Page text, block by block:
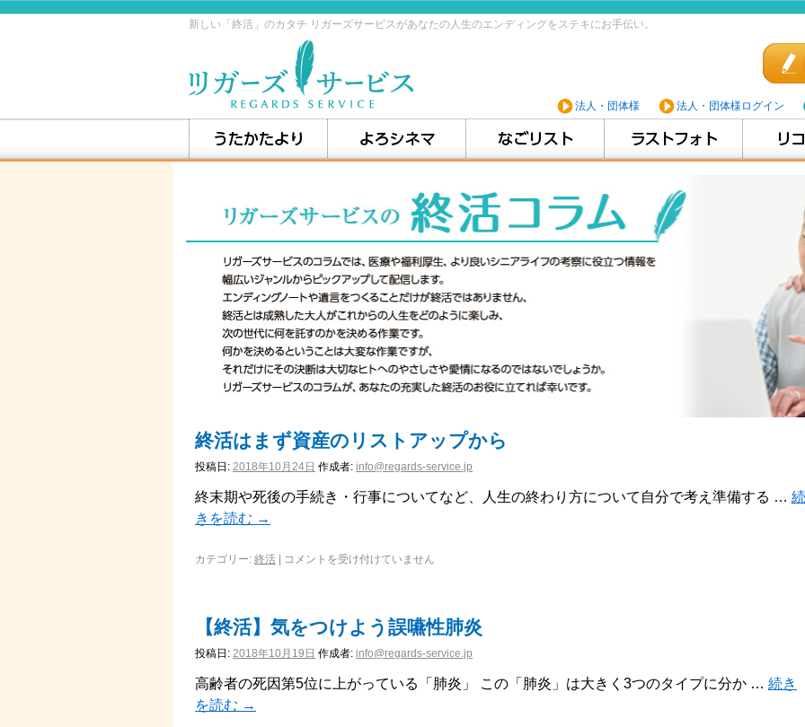
新しい「終活」のカタチ リガーズサービスがあなたの人生のエンディングをステキにお手伝い。
法人・団体様 法人・団体様ログイン
終活はまず資産のリストアップから
投稿日: 2018年10月24日 作成者: info@regards-service.jp
終末期や死後の手続き・行事についてなど、人生の終わり方について自分で考え準備する … 続
きを読む →
カテゴリー: 終活 コメントを受け付けていません
【終活】気をつけよう誤嚥性肺炎
投稿日: 2018年10月19日 作成者: info@regards-service.jp
高齢者の死因第5位に上がっている「肺炎」 この「肺炎」は大きく3つのタイプに分か … 続き
を読む →